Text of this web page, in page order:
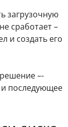
загрузочную
сработает –
и создать его
–-
последующее